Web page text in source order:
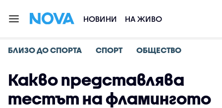
НОВИНИ НА ЖИВО
БЛИЗО ДО СПОРТА СПОРТ ОБЩЕСТВО
Какво представлява
тестът на фламингото